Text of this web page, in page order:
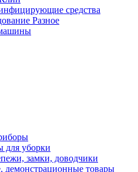
средства
Разное
для уборки
замки, доводчики
товары